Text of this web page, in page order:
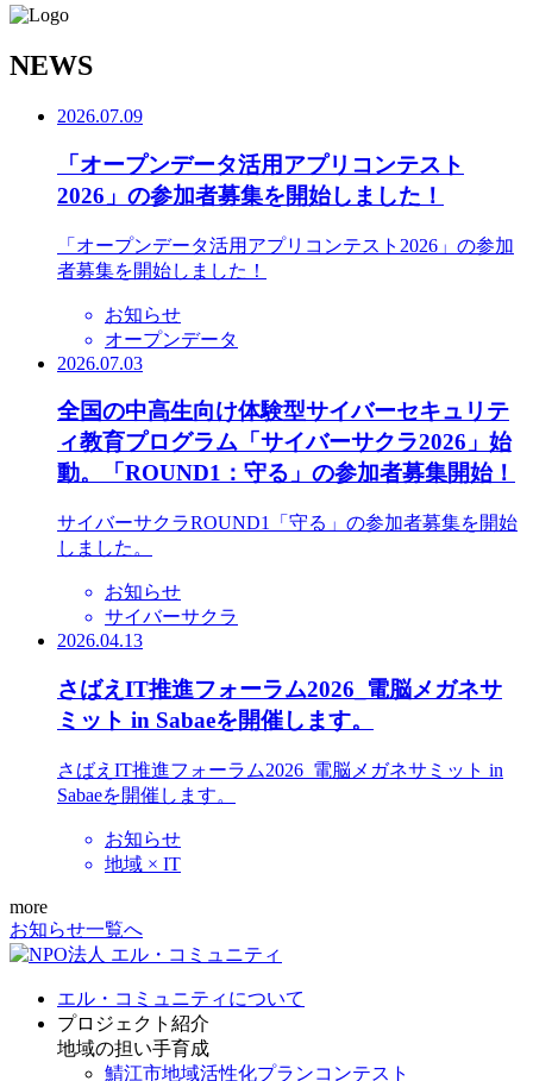
NEWS
2026.07.09
「オープンデータ活用アプリコンテスト
2026」の参加者募集を開始しました！
「オープンデータ活用アプリコンテスト2026」の参加
者募集を開始しました！
お知らせ
オープンデータ
2026.07.03
全国の中高生向け体験型サイバーセキュリテ
ィ教育プログラム「サイバーサクラ2026」始
動。「ROUND1：守る」の参加者募集開始！
サイバーサクラROUND1「守る」の参加者募集を開始
しました。
お知らせ
サイバーサクラ
2026.04.13
さばえIT推進フォーラム2026_電脳メガネサ
ミット in Sabaeを開催します。
さばえIT推進フォーラム2026_電脳メガネサミット in
Sabaeを開催します。
お知らせ
地域 × IT
more
お知らせ一覧へ
エル・コミュニティについて
プロジェクト紹介
地域の担い手育成
鯖江市地域活性化プランコンテスト